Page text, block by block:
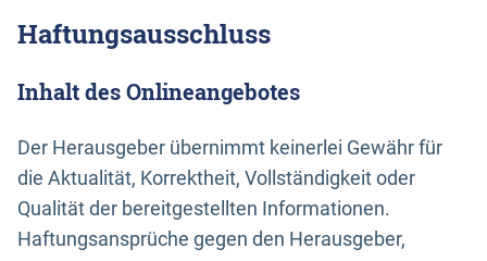
Haftungsausschluss
Inhalt des Onlineangebotes
Der Herausgeber übernimmt keinerlei Gewähr für
die Aktualität, Korrektheit, Vollständigkeit oder
Qualität der bereitgestellten Informationen.
Haftungsansprüche gegen den Herausgeber,